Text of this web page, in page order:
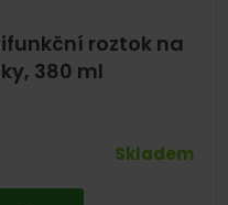
roztok na
380 ml
Skladem